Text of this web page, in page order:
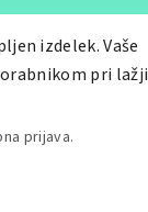
izdelek. Vaše
pri lažji
prijava.